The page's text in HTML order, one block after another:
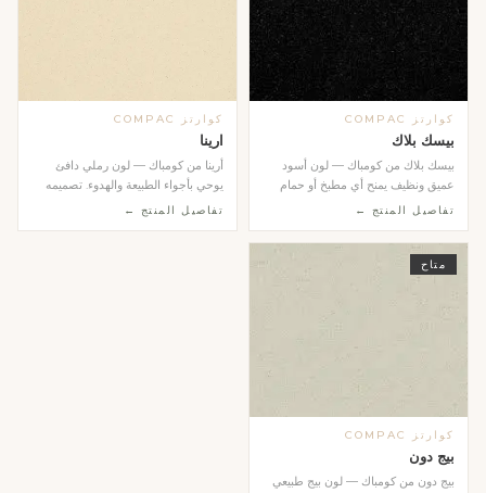
كوارتز COMPAC
بيسك بلاك
بيسك بلاك من كومباك — لون أسود
عميق ونظيف يمنح أي مطبخ أو حمام
طابعاً عصرياً جري...
تفاصيل المنتج ←
كوارتز COMPAC
ارينا
أرينا من كومباك — لون رملي دافئ
يوحي بأجواء الطبيعة والهدوء. تصميمه
المتجانس وال...
تفاصيل المنتج ←
متاح
كوارتز COMPAC
بيج دون
بيج دون من كومباك — لون بيج طبيعي